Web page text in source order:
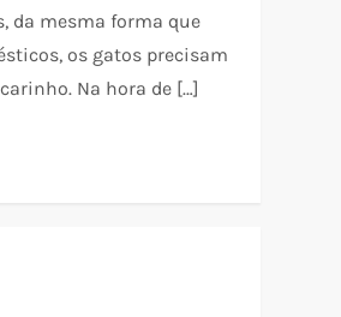
da mesma forma que
os gatos precisam
Na hora de […]